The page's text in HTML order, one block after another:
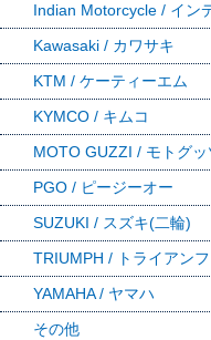
Indian Motorcycle / イン
Kawasaki / カワサキ
KTM / ケーティーエム
KYMCO / キムコ
MOTO GUZZI / モトグッ
PGO / ピージーオー
SUZUKI / スズキ(二輪)
TRIUMPH / トライアンフ
YAMAHA / ヤマハ
その他